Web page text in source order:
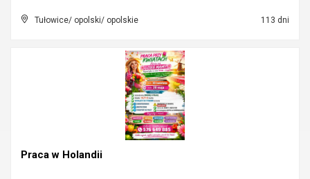
Tułowice/ opolski/ opolskie 113 dni
Praca w Holandii